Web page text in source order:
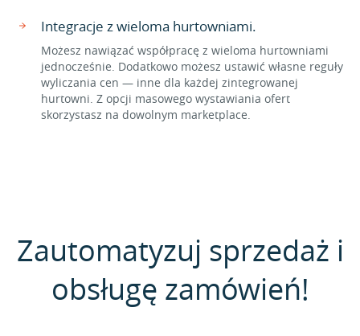
Integracje z wieloma hurtowniami.
Możesz nawiązać współpracę z wieloma hurtowniami
jednocześnie. Dodatkowo możesz ustawić własne reguły
wyliczania cen — inne dla każdej zintegrowanej
hurtowni. Z opcji masowego wystawiania ofert
skorzystasz na dowolnym marketplace.
Zautomatyzuj sprzedaż i
obsługę zamówień!